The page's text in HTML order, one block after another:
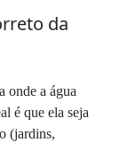
da
onde a água
é que ela seja
(jardins,